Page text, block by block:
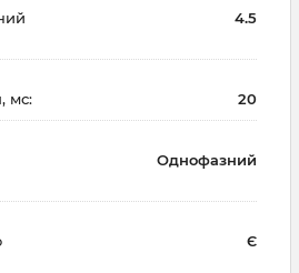
4.5
мс: 20
Однофазний
Є